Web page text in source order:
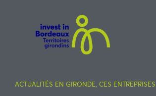
ACTUALITÉS EN GIRONDE, CES